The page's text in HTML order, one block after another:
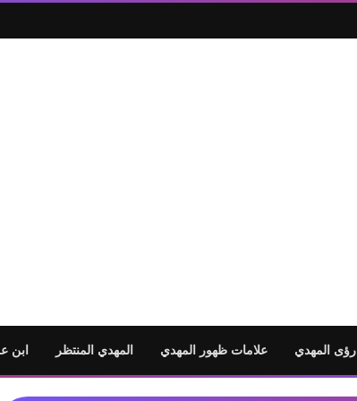
رؤى المهدي علامات ظهور المهدي المهدي المنتظر ابن